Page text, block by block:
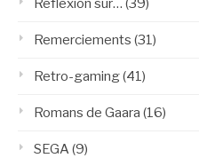
Remerciements (31)
Retro-gaming(41)
Romans de Gaara (16)
SEGA (9)